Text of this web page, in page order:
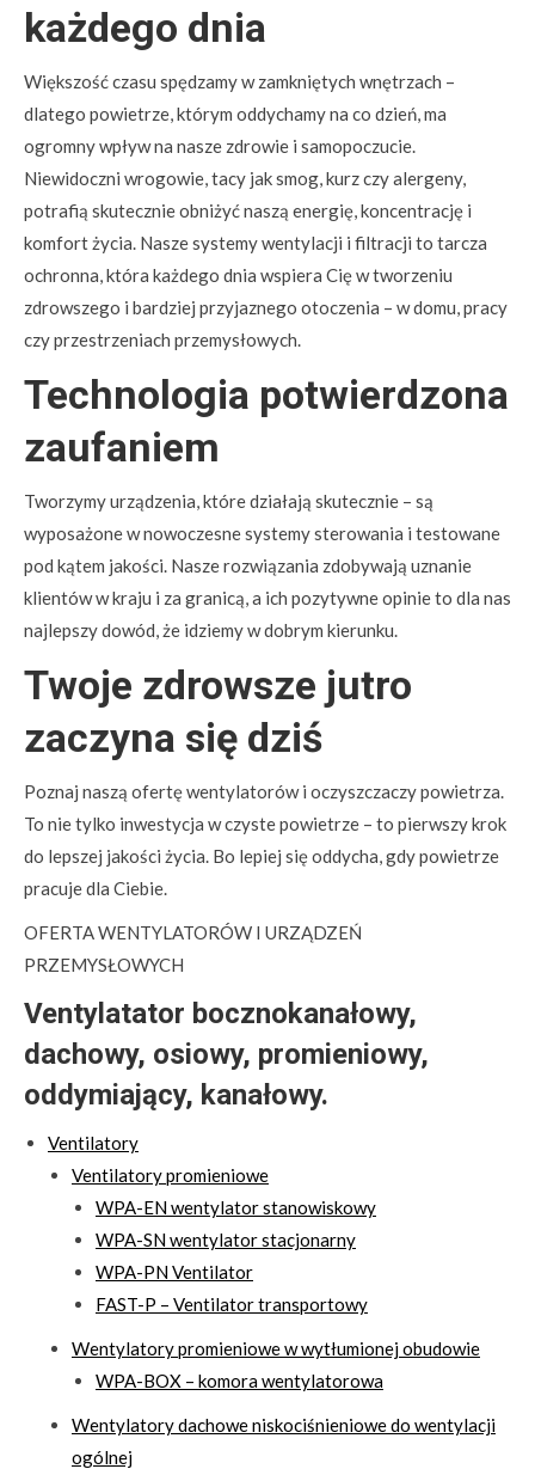
każdego dnia
Większość czasu spędzamy w zamkniętych wnętrzach –
dlatego powietrze, którym oddychamy na co dzień, ma
ogromny wpływ na nasze zdrowie i samopoczucie.
Niewidoczni wrogowie, tacy jak smog, kurz czy alergeny,
potrafią skutecznie obniżyć naszą energię, koncentrację i
komfort życia. Nasze systemy wentylacji i filtracji to tarcza
ochronna, która każdego dnia wspiera Cię w tworzeniu
zdrowszego i bardziej przyjaznego otoczenia – w domu, pracy
czy przestrzeniach przemysłowych.
Technologia potwierdzona
zaufaniem
Tworzymy urządzenia, które działają skutecznie – są
wyposażone w nowoczesne systemy sterowania i testowane
pod kątem jakości. Nasze rozwiązania zdobywają uznanie
klientów w kraju i za granicą, a ich pozytywne opinie to dla nas
najlepszy dowód, że idziemy w dobrym kierunku.
Twoje zdrowsze jutro
zaczyna się dziś
Poznaj naszą ofertę wentylatorów i oczyszczaczy powietrza.
To nie tylko inwestycja w czyste powietrze – to pierwszy krok
do lepszej jakości życia. Bo lepiej się oddycha, gdy powietrze
pracuje dla Ciebie.
OFERTA WENTYLATORÓW I URZĄDZEŃ
PRZEMYSŁOWYCH
Ventylatator bocznokanałowy,
dachowy, osiowy, promieniowy,
oddymiający, kanałowy.
Ventilatory
Ventilatory promieniowe
WPA-EN wentylator stanowiskowy
WPA-SN wentylator stacjonarny
WPA-PN Ventilator
FAST-P – Ventilator transportowy
Wentylatory promieniowe w wytłumionej obudowie
WPA-BOX – komora wentylatorowa
Wentylatory dachowe niskociśnieniowe do wentylacji
ogólnej